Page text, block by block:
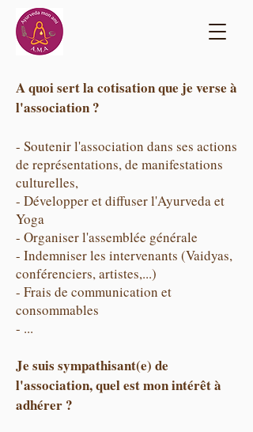
A quoi sert la cotisation que je verse à
l'association ?
- Soutenir l'association dans ses actions
de représentations, de manifestations
culturelles,
- Développer et diffuser l'Ayurveda et
Yoga
- Organiser l'assemblée générale
- Indemniser les intervenants (Vaidyas,
conférenciers, artistes,...)
- Frais de communication et
consommables
- ...
Je suis sympathisant(e) de
l'association, quel est mon intérêt à
adhérer ?